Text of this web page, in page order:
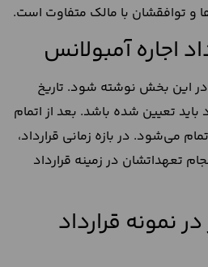
و توافقشان با مالک متفاوت است.
اجاره آمبولانس
این بخش نوشته شود. تاریخ
باید تعیین شده باشد. بعد از اتمام
می‌شود. در بازه زمانی قرارداد،
تعهداتشان در زمینه قرارداد
نمونه قرارداد